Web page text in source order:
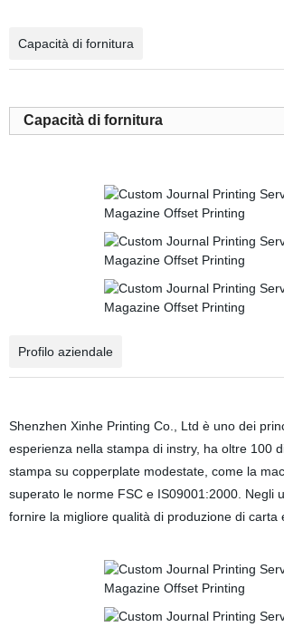
Capacità di fornitura
Capacità di fornitura
Profilo aziendale
Shenzhen Xinhe Printing Co., Ltd è uno dei
esperienza nella stampa di instry, ha oltre 100
stampa su copperplate modestate, come la
superato le norme FSC e IS09001:2000. Negli
fornire la migliore qualità di produzione di carta